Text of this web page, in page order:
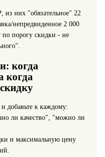
них "обязательное" 22
непредвиденное 2 000
порогу скидки - не
когда
когда
добавьте к каждому:
ли качество", "можно ли
и максимальную цену